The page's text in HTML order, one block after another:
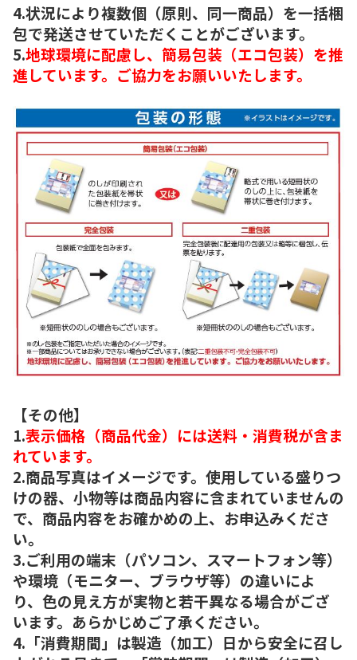
4.状況により複数個（原則、同一商品）を一括梱
包で発送させていただくことがございます。
5.地球環境に配慮し、簡易包装（エコ包装）を推
進しています。ご協力をお願いいたします。
【その他】
1.表示価格（商品代金）には送料・消費税が含ま
れています。
2.商品写真はイメージです。使用している盛りつ
けの器、小物等は商品内容に含まれていませんの
で、商品内容をお確かめの上、お申込みくださ
い。
3.ご利用の端末（パソコン、スマートフォン等）
や環境（モニター、ブラウザ等）の違いによ
り、色の見え方が実物と若干異なる場合がござ
います。あらかじめご了承ください。
4.「消費期間」は製造（加工）日から安全に召し